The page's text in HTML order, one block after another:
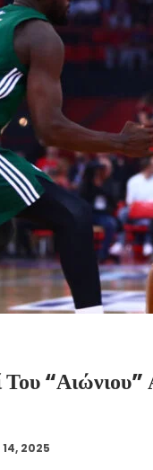
“αιώνιου”
2025